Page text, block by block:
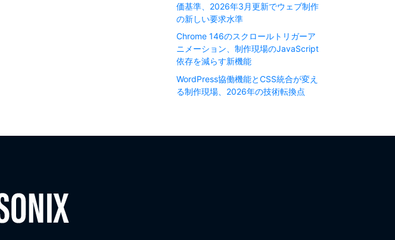
価基準、2026年3月更新でウェブ制作
の新しい要求水準
Chrome 146のスクロールトリガーア
ニメーション、制作現場のJavaScript
依存を減らす新機能
WordPress協働機能とCSS統合が変え
る制作現場、2026年の技術転換点